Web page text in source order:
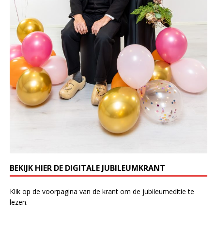
BEKIJK HIER DE DIGITALE JUBILEUMKRANT
Klik op de voorpagina van de krant om de jubileumeditie te
lezen.